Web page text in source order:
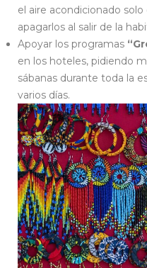
el aire acondicionado
apagarlos al salir de la
Apoyar los programas
en los hoteles, pidiendo
sábanas durante toda la
varios días.